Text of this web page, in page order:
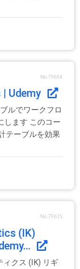
No.79654
| Udemy
ルでワークフロ
します このコー
テーブルを効果
No.79615
(IK)
ィクス (IK) リギ